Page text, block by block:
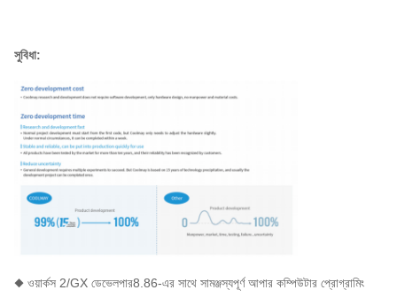
সুবিধা:
◆ ওয়ার্কস 2/GX ডেভেলপার8.86-এর সাথে সামঞ্জস্যপূর্ণ আপার কম্পিউটার প্রোগ্রামিং